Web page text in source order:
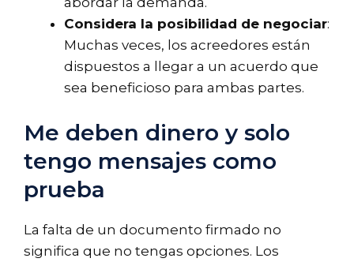
Considera la posibilidad de negociar:
Muchas veces, los acreedores están
dispuestos a llegar a un acuerdo que
sea beneficioso para ambas partes.
Me deben dinero y solo
tengo mensajes como
prueba
La falta de un documento firmado no
significa que no tengas opciones. Los